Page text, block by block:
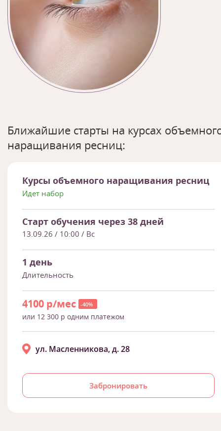
Ближайшие старты на курсах
наращивания ресниц:
Курсы объемного наращивания ресниц
Идет набор
Старт обучения через 38 дней
13.09.26 / 10:00 / Вс
1 день
Длительность
4100 р/мес -40%
или 12 300 р одним платежом
Забронировать
ул. Масленникова, д. 28